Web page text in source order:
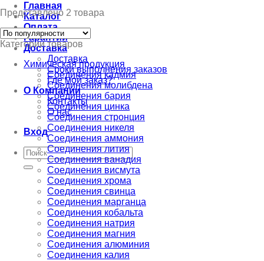
Главная
Каталог
Оплата
Гарантии
Доставка
Доставка
Сроки выполнения заказов
Где мой заказ?
О Компании
Контакты
О нас
Вход
Искать:
Представлено 2 товара
Категории товаров
Химическая продукция
Соединения кадмия
Соединения молибдена
Соединения бария
Соединения цинка
Соединения стронция
Соединения никеля
Соединения аммония
Соединения лития
Соединения ванадия
Соединения висмута
Соединения хрома
Соединения свинца
Соединения марганца
Соединения кобальта
Соединения натрия
Соединения магния
Соединения алюминия
Соединения калия